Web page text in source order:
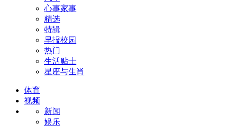
心事家事
精选
特辑
早报校园
热门
生活贴士
星座与生肖
体育
视频
新闻
娱乐